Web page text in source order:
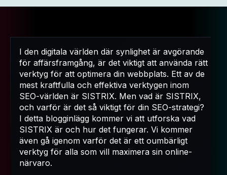
I den digitala världen där synlighet är avgörande
för affärsframgång, är det viktigt att använda rätt
verktyg för att optimera din webbplats. Ett av de
mest kraftfulla och effektiva verktygen inom
SEO-världen är SISTRIX. Men vad är SISTRIX,
och varför är det så viktigt för din SEO-strategi?
I detta blogginlägg kommer vi att utforska vad
SISTRIX är och hur det fungerar. Vi kommer
även gå igenom varför det är ett oumbärligt
verktyg för alla som vill maximera sin online-
närvaro.